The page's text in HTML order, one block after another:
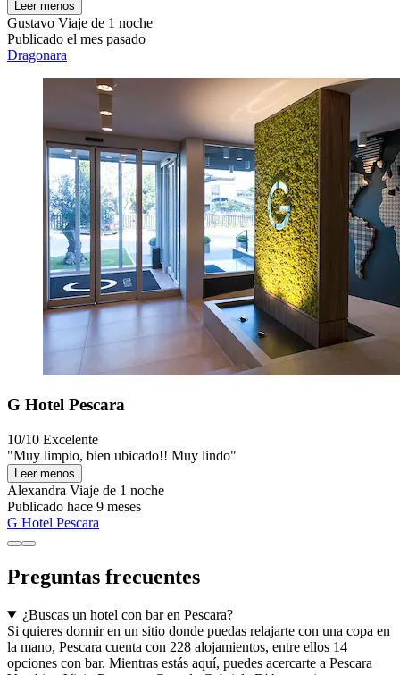
Leer menos
Gustavo Viaje de 1 noche
Publicado el mes pasado
Dragonara
G Hotel Pescara
10/10 Excelente
"Muy limpio, bien ubicado!! Muy lindo"
Leer menos
Alexandra Viaje de 1 noche
Publicado hace 9 meses
G Hotel Pescara
Preguntas frecuentes
¿Buscas un hotel con bar en Pescara?
Si quieres dormir en un sitio donde puedas relajarte con una copa en
la mano, Pescara cuenta con 228 alojamientos, entre ellos 14
opciones con bar. Mientras estás aquí, puedes acercarte a Pescara